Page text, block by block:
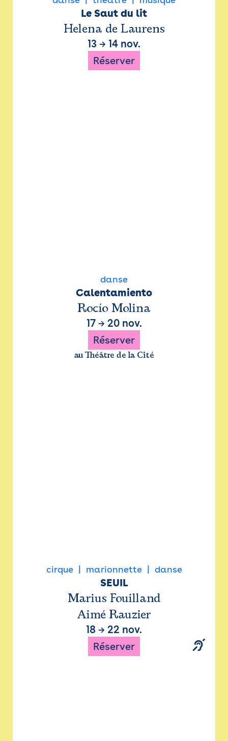
Le Saut du lit
Helena de Laurens
13 → 14 nov.
Réserver
danse
Calentamiento
Rocío Molina
17→ 20 nov.
Réserver
au Théâtre de la Cité
cirque marionnette danse
SEUIL
Marius Fouilland
Aimé Rauzier
18 → 22 nov.
Réserver